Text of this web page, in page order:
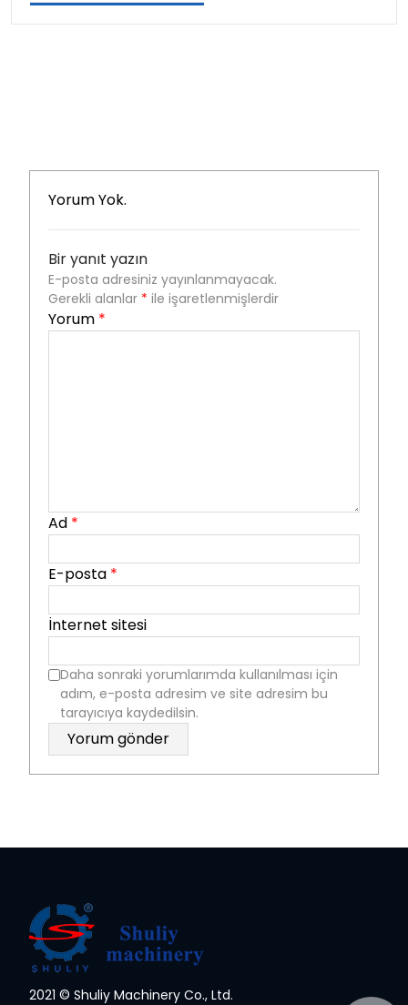
Yorum Yok.
Bir yanıt yazın
E-posta adresiniz yayınlanmayacak.
Gerekli alanlar * ile işaretlenmişlerdir
Yorum *
Ad *
E-posta *
İnternet sitesi
Daha sonraki yorumlarımda kullanılması için
adım, e-posta adresim ve site adresim bu
tarayıcıya kaydedilsin.
2021 © Shuliy Machinery Co., Ltd.